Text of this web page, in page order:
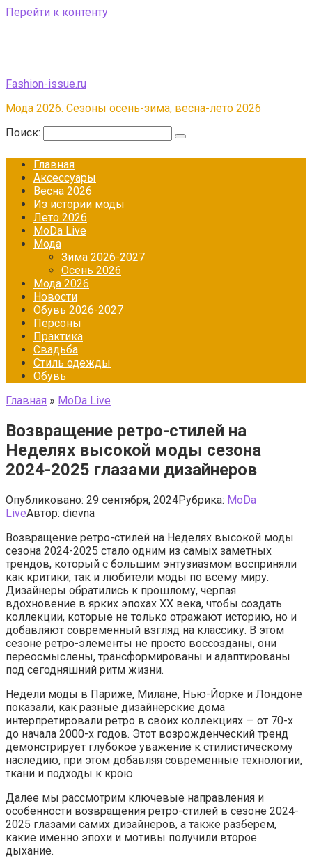
Перейти к контенту
Fashion-issue.ru
Мода 2026. Сезоны осень-зима, весна-лето 2026
Поиск:
Главная
Аксессуары
Весна 2026
Из истории моды
Лето 2026
МоDа Live
Мода
Зима 2026-2027
Осень 2026
Мода 2026
Новости
Обувь 2026-2027
Персоны
Практика
Свадьба
Стиль одежды
Обувь
Главная » МоDа Live
Возвращение ретро-стилей на
Неделях высокой моды сезона
2024-2025 глазами дизайнеров
Опубликовано: 29 сентября, 2024Рубрика: МоDа
LiveАвтор: dievna
Возвращение ретро-стилей на Неделях высокой моды
сезона 2024-2025 стало одним из самых заметных
трендов, который с большим энтузиазмом восприняли
как критики, так и любители моды по всему миру.
Дизайнеры обратились к прошлому, черпая
вдохновение в ярких эпохах XX века, чтобы создать
коллекции, которые не только отражают историю, но и
добавляют современный взгляд на классику. В этом
сезоне ретро-элементы не просто воссозданы, они
переосмыслены, трансформированы и адаптированы
под сегодняшний ритм жизни.
Недели моды в Париже, Милане, Нью-Йорке и Лондоне
показали, как разные дизайнерские дома
интерпретировали ретро в своих коллекциях — от 70-х
до начала 2000-х годов. Этот возрожденческий тренд
демонстрирует глубокое уважение к стилистическому
наследию, при этом добавляя современные технологии,
ткани и подходы к крою.
Далее мы рассмотрим ключевые направления и
особенности возвращения ретро-стилей в сезоне 2024-
2025 глазами самих дизайнеров, а также разберем,
какие именно эпохи и мотивы получили второе
дыхание.